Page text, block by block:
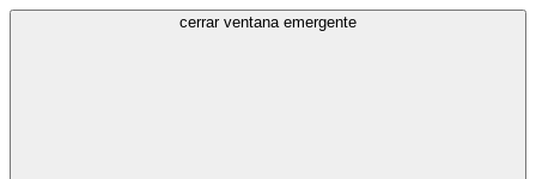
cerrar ventana emergente